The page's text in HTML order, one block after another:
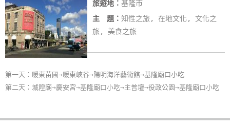
國
旅
卡
訂
房
請
旅遊地： 基隆市
主 題： 知性之旅, 在地文化, 文化之
旅, 美食之旅
第一天：暖東苗圃→暖東峽谷→陽明海洋藝術館→基隆廟口小吃
第二天：城隍廟→慶安宮→基隆廟口小吃→主普壇→役政公園→基隆廟口小吃